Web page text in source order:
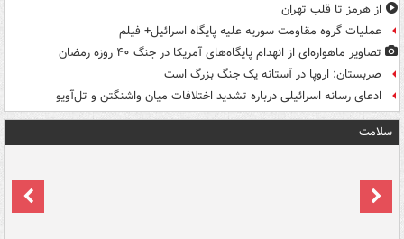
از هرمز تا قلب تهران
عملیات گروه مقاومت سوریه علیه پایگاه اسرائیل+ فیلم
تصاویر ماهواره‌ای از انهدام پایگاه‌های آمریکا در جنگ ۴۰ روزه رمضان
صربستان: اروپا در آستانه یک جنگ بزرگ است
ادعای رسانه اسرائیلی درباره تشدید اختلافات میان واشنگتن و تل‌آویو
سلامت